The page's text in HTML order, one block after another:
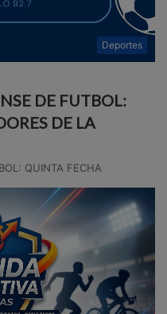
Deportes
DE FUTBOL:
DE LA
QUINTA FECHA